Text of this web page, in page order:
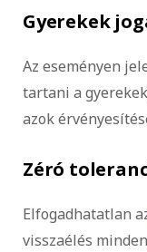
Gyerekek
Az eseményen
tartani a
azok
Zéró
Elfogadhatatlan
visszaélés